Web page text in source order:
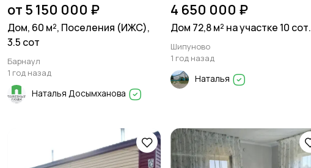
от 5 150 000 ₽
Дом, 60 м², Поселения (ИЖС),
3.5 сот
Барнаул
1 год назад
Наталья Досымханова
4 650 000 ₽
Дом 72,8 м² на участке 10 сот.
Шипуново
1 год назад
Наталья